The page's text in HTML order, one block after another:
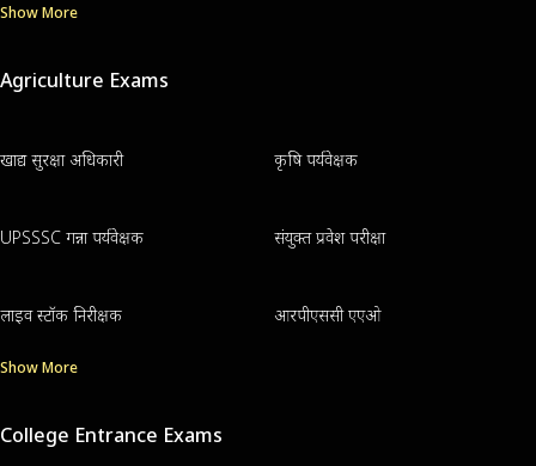
Show More
Agriculture Exams
खाद्य सुरक्षा अधिकारी कृषि पर्यवेक्षक
UPSSSC गन्ना पर्यवेक्षक संयुक्त प्रवेश परीक्षा
लाइव स्टॉक निरीक्षक आरपीएससी एएओ
Show More
College Entrance Exams